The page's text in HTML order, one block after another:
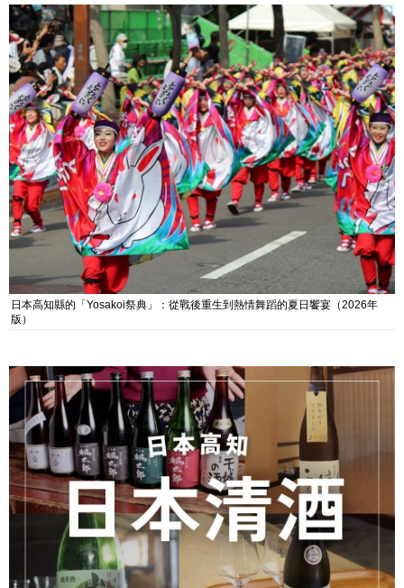
日本高知縣的「Yosakoi祭典」：從戰後重生到熱情舞蹈的夏日饗宴（2026年
版）